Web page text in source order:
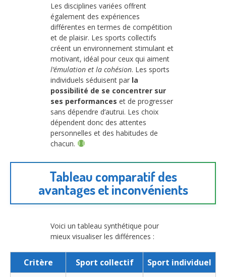
Les disciplines variées offrent
également des expériences
différentes en termes de compétition
et de plaisir. Les sports collectifs
créent un environnement stimulant et
motivant, idéal pour ceux qui aiment
l’émulation et la cohésion. Les sports
individuels séduisent par la
possibilité de se concentrer sur
ses performances et de progresser
sans dépendre d’autrui. Les choix
dépendent donc des attentes
personnelles et des habitudes de
chacun.
Tableau comparatif des
avantages et inconvénients
Voici un tableau synthétique pour
mieux visualiser les différences :
Critère Sport collectif Sport individuel